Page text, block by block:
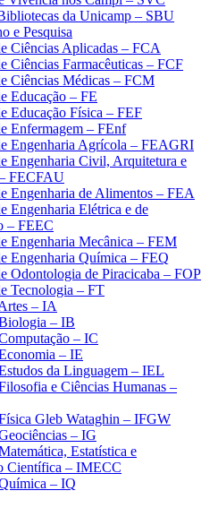
da Unicamp – SBU
e Pesquisa
Ciências Aplicadas – FCA
Ciências Farmacêuticas – FCF
Ciências Médicas – FCM
Educação – FE
Educação Física – FEF
Enfermagem – FEnf
Engenharia Agrícola – FEAGRI
Engenharia Civil, Arquitetura e
FECFAU
Engenharia de Alimentos – FEA
Engenharia Elétrica e de
– FEEC
Engenharia Mecânica – FEM
Engenharia Química – FEQ
Odontologia de Piracicaba – FOP
Tecnologia – FT
– IA
– IB
– IC
– IE
da Linguagem – IEL
e Ciências Humanas –
Gleb Wataghin – IFGW
– IG
Estatística e
Científica – IMECC
– IQ